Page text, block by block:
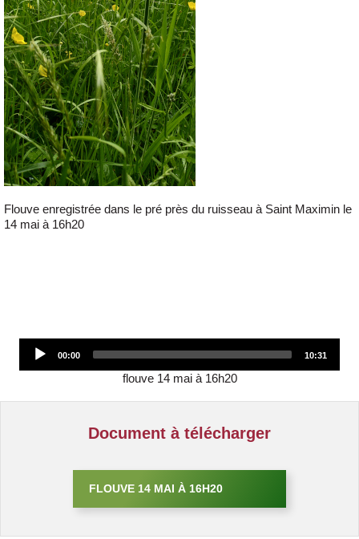
Flouve enregistrée dans le pré près du ruisseau à Saint Maximin le
14 mai à 16h20
Player
00:00 10:31
flouve 14 mai à 16h20
Document à télécharger
FLOUVE 14 MAI À 16H20